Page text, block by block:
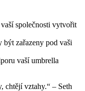
společnosti vytvořit
zařazeny pod vaši
vaší umbrella
chtějí vztahy.“ – Seth